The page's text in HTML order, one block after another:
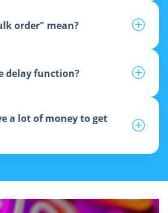
order" mean?
delay function?
a lot of money to get